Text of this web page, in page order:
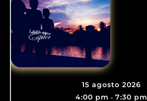
15 agosto 2026
4:00 pm - 7:30 pm